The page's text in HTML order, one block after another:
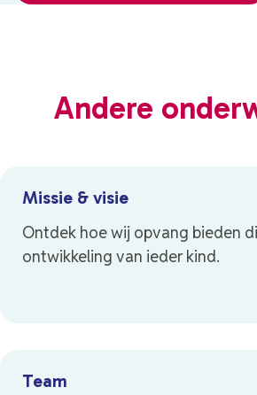
Andere
Missie & visie
Ontdek hoe wij opvang bieden
ontwikkeling van ieder kind.
Team